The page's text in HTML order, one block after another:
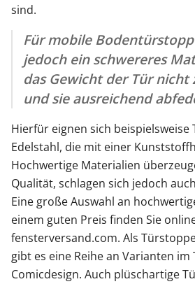
sind.
Für mobile
jedoch ein schwereres
das Gewicht der Tür nicht
und sie ausreichend
Hierfür eignen sich beispielsweise
Edelstahl, die mit einer
Hochwertige Materialien
Qualität, schlagen sich jedoch
Eine große Auswahl an
einem guten Preis finden Sie
fensterversand.com. Als
gibt es eine Reihe an Varianten im
Comicdesign. Auch plüschartige